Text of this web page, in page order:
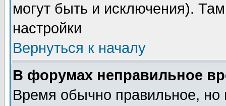
могут быть и исключения).
настройки
Вернуться к началу
В форумах неправильное
Время обычно правильное,